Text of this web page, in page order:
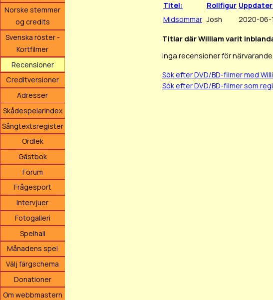
Norske stemmer
og credits
Svenska röster -
Kortfilmer
Recensioner
Creditversioner
Adresser
Skådespelarindex
Sångtextsregister
Ordlek
Gästbok
Forum
Frågesport
Intervjuer
Fotogalleri
Spelhall
Månadens spel
Välj färgschema
Donationer
Om webbmastern
Titel: Rollfigur
Midsommar Josh 2020-06-
Titlar där William varit
Inga recensioner för närvarande.
Sök efter DVD/BD-filmer med
Sök efter DVD/BD-filmer som